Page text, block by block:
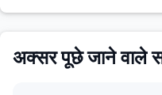
अक्सर पूछे जाने वाले